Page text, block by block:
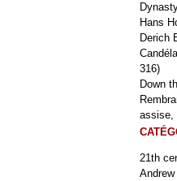
Hans
Derich
316)
Down
assise,
21th
Andrew